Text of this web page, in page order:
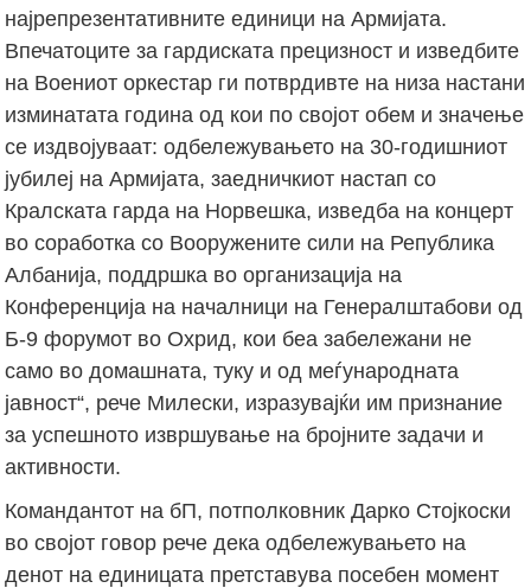
најрепрезентативните единици на Армијата.
Впечатоците за гардиската прецизност и изведбите
на Воениот оркестар ги потврдивте на низа настани
изминатата година од кои по својот обем и значење
се издвојуваат: одбележувањето на 30-годишниот
јубилеј на Армијата, заедничкиот настап со
Кралската гарда на Норвешка, изведба на концерт
во соработка со Вооружените сили на Република
Албанија, поддршка во организација на
Конференција на началници на Генералштабови од
Б-9 форумот во Охрид, кои беа забележани не
само во домашната, туку и од меѓународната
јавност“, рече Милески, изразувајќи им признание
за успешното извршување на бројните задачи и
активности.
Командантот на бП, потполковник Дарко Стојкоски
во својот говор рече дека одбележувањето на
денот на единицата претставува посебен момент